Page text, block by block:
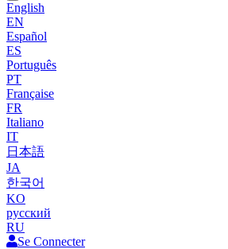
English
EN
Español
ES
Português
PT
Française
FR
Italiano
IT
日本語
JA
한국어
KO
русский
RU
Se Connecter